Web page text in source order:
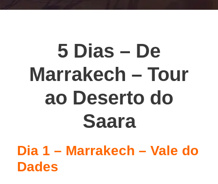
5 Dias – De
Marrakech – Tour
ao Deserto do
Saara
Dia 1 – Marrakech – Vale do
Dades